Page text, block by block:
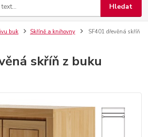
Hledat
buk Skříně a knihovny
SF401 dřevěná skříň
skříň z buku